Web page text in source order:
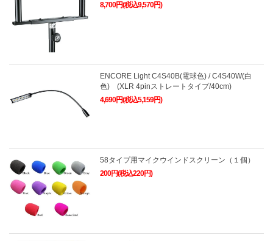
8,700円(税込9,570円)
ENCORE Light C4S40B(電球色) / C4S40W(白
色) (XLR 4pinストレートタイプ/40cm)
4,690円(税込5,159円)
58タイプ用マイクウインドスクリーン（１個）
200円(税込220円)